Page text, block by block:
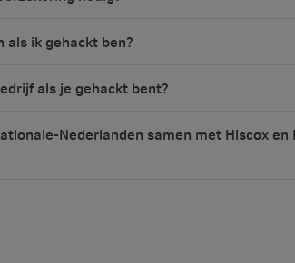
als ik gehackt ben?
als je gehackt bent?
Nederlanden samen met Hiscox en